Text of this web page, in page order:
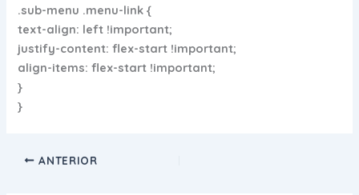
.sub-menu .menu-link {
text-align: left !important;
justify-content: flex-start !important;
align-items: flex-start !important;
}
}
ANTERIOR